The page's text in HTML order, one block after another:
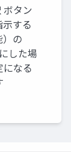
ボタン
する
）の
した場
なる